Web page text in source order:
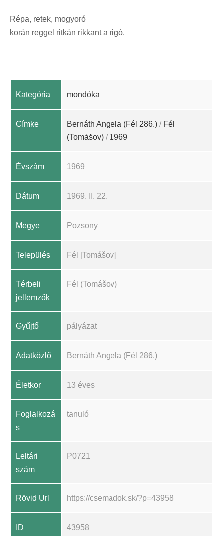
Répa, retek, mogyoró
korán reggel ritkán rikkant a rigó.
Kategória mondóka
Címke Bernáth Angela (Fél 286.) / Fél
(Tomášov) / 1969
Évszám 1969
Dátum 1969. II. 22.
Megye Pozsony
Település Fél [Tomášov]
Térbeli
jellemzők
Fél (Tomášov)
Gyűjtő pályázat
Adatközlő Bernáth Angela (Fél 286.)
Életkor 13 éves
Foglalkozá
s
tanuló
Leltári
szám
P0721
Rövid Url https://csemadok.sk/?p=43958
ID 43958